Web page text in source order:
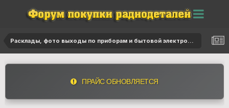
Расклады, фото выходы по приборам и бытовой электронике
ПРАЙС ОБНОВЛЯЕТСЯ